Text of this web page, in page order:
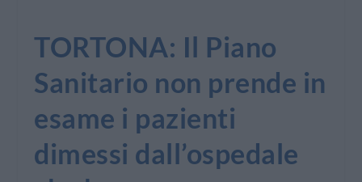
TORTONA: Il Piano
Sanitario non prende in
esame i pazienti
dimessi dall’ospedale